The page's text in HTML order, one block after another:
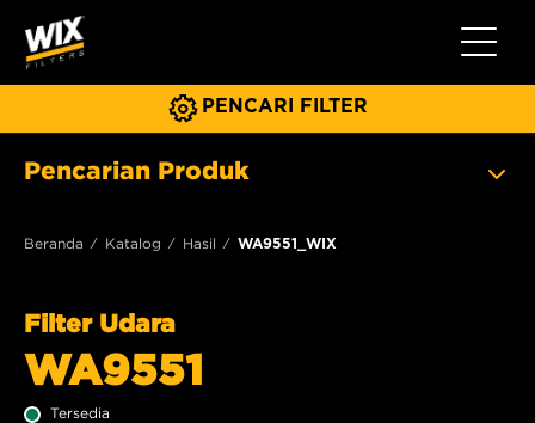
Beralih
PENCARI FILTER
Pencarian Produk
Beranda Katalog Hasil WA9551_WIX
Filter Udara
WA9551
Tersedia